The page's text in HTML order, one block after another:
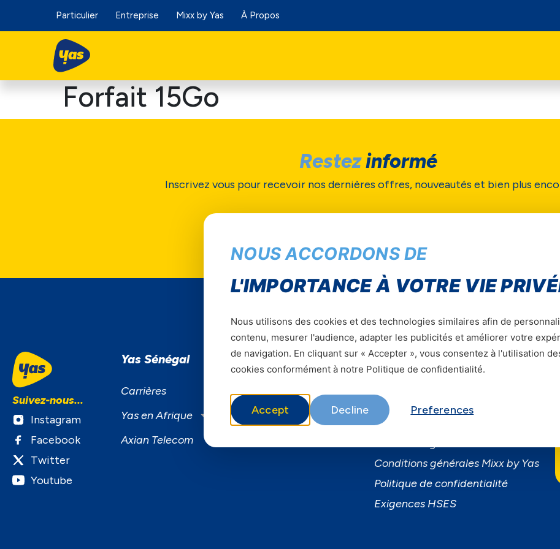
Particulier Entreprise Mixx by Yas À Propos
Forfait 15Go
Restezinformé
Inscrivez vous pour recevoir nos dernières offres, nouveautés et bien plus
Suivez-nous...
Instagram
Facebook
Twitter
Youtube
Yas Sénégal
Carrières
Yas en Afrique
Axian Telecom
Services
Business
Informations utiles
Trouvez une agence
Assistance
Conditions générales Mixx by Yas
Politique de confidentialité
Exigences HSES
NOUS ACCORDONS DE
L'IMPORTANCE À VOTRE VIE
Nous utilisons des cookies et des technologies similaires afin de
contenu, mesurer l'audience, adapter les publicités et améliorer votre
de navigation. En cliquant sur « Accepter », vous consentez à l'utilisation
cookies conformément à notre Politique de confidentialité.
Accept Decline Preferences